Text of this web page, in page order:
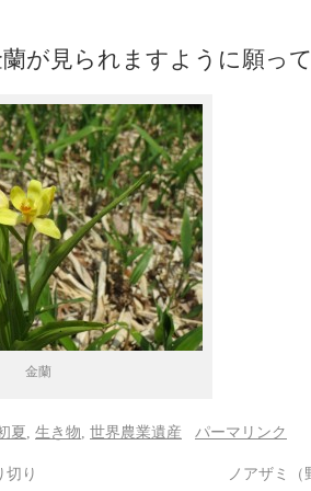
が見られますように願っ
金蘭
夏 生き物 世界農業遺産 パーマリンク
切り ノアザミ